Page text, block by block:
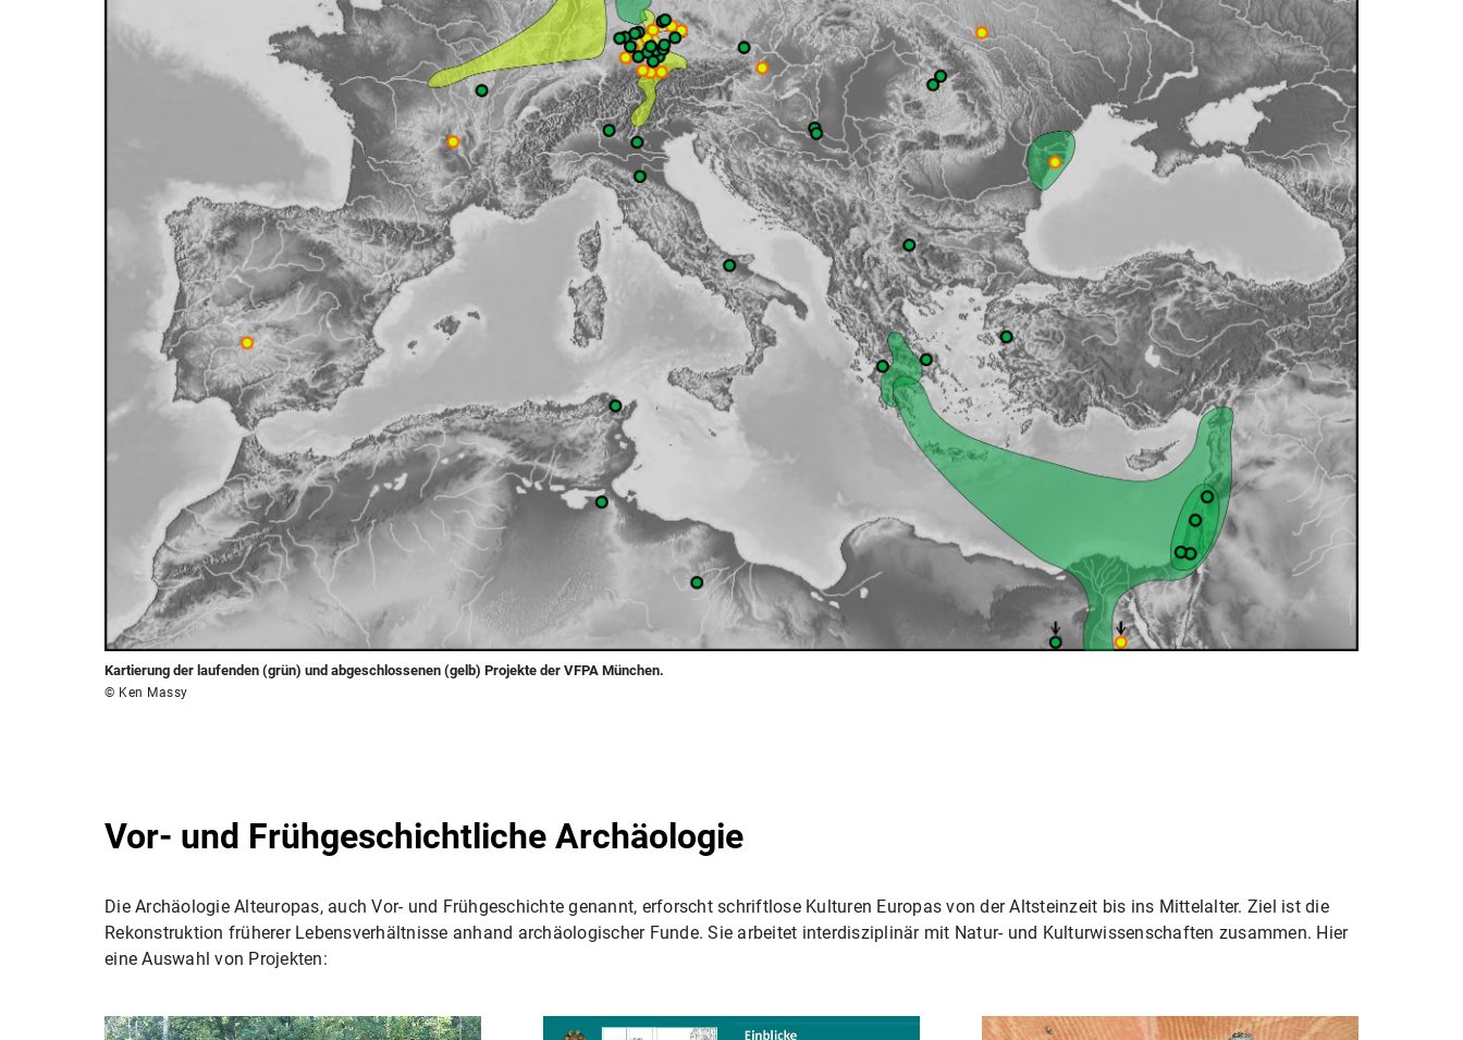
Kartierung der laufenden (grün) und abgeschlossenen (gelb) Projekte der VFPA München.
© Ken Massy
Vor- und Frühgeschichtliche Archäologie
Die Archäologie Alteuropas, auch Vor- und Frühgeschichte genannt, erforscht schriftlose Kulturen Europas von der Altsteinzeit bis ins Mittelalter. Ziel ist die
Rekonstruktion früherer Lebensverhältnisse anhand archäologischer Funde. Sie arbeitet interdisziplinär mit Natur- und Kulturwissenschaften zusammen. Hier
eine Auswahl von Projekten: